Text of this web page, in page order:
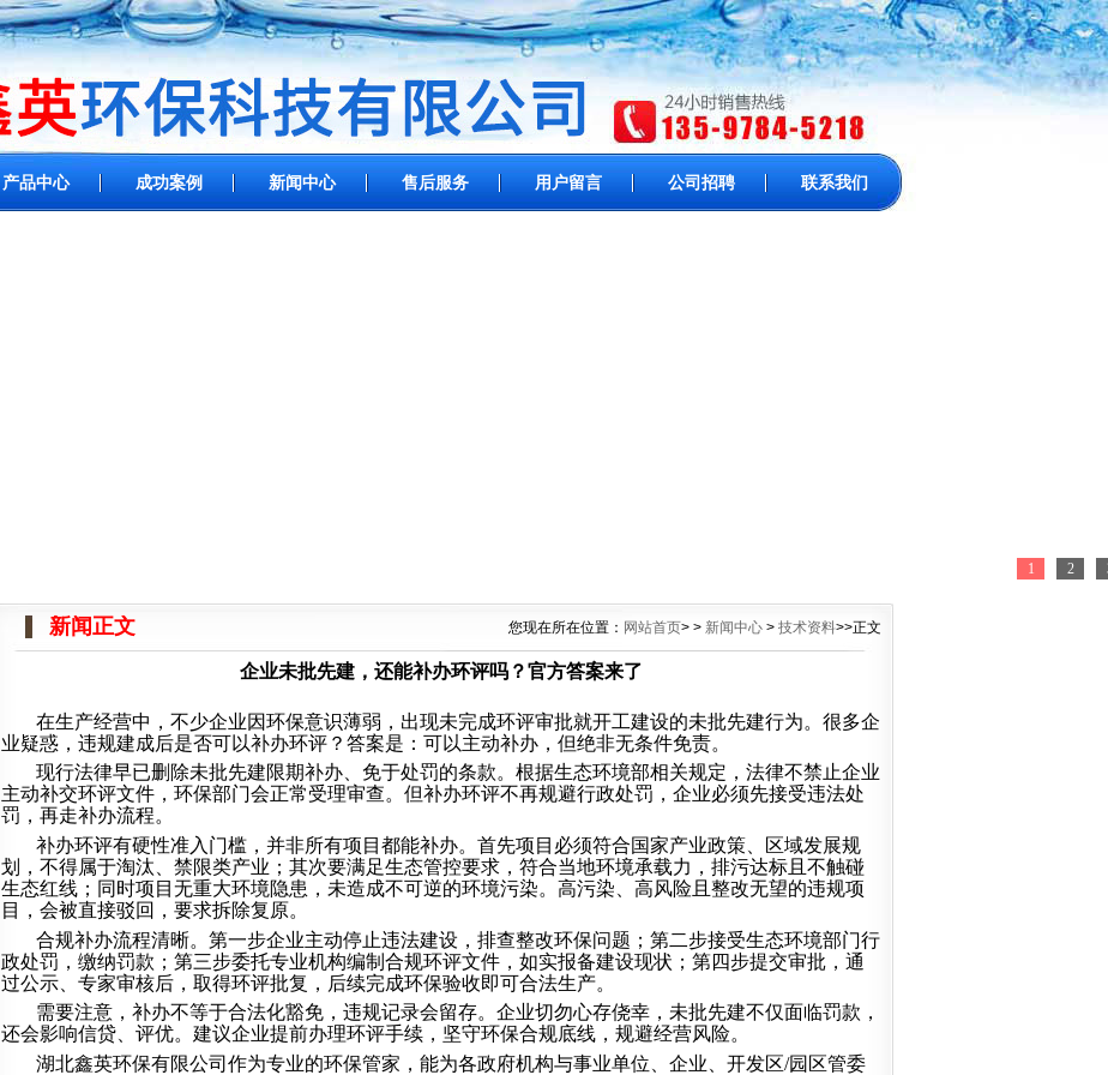
产品中心 成功案例 新闻中心 售后服务 用户留言 公司招聘 联系我们
2
1
新闻正文 您现在所在位置： 网站首页> > 新闻中心 > 技术资料>>正文
企业未批先建，还能补办环评吗？官方答案来了
在生产经营中，不少企业因环保意识薄弱，出现未完成环评审批就开工建设的未批先建行为。很多企
业疑惑，违规建成后是否可以补办环评？答案是：可以主动补办，但绝非无条件免责。
现行法律早已删除未批先建限期补办、免于处罚的条款。根据生态环境部相关规定，法律不禁止企业
主动补交环评文件，环保部门会正常受理审查。但补办环评不再规避行政处罚，企业必须先接受违法处
罚，再走补办流程。
补办环评有硬性准入门槛，并非所有项目都能补办。首先项目必须符合国家产业政策、区域发展规
划，不得属于淘汰、禁限类产业；其次要满足生态管控要求，符合当地环境承载力，排污达标且不触碰
生态红线；同时项目无重大环境隐患，未造成不可逆的环境污染。高污染、高风险且整改无望的违规项
目，会被直接驳回，要求拆除复原。
合规补办流程清晰。第一步企业主动停止违法建设，排查整改环保问题；第二步接受生态环境部门行
政处罚，缴纳罚款；第三步委托专业机构编制合规环评文件，如实报备建设现状；第四步提交审批，通
过公示、专家审核后，取得环评批复，后续完成环保验收即可合法生产。
需要注意，补办不等于合法化豁免，违规记录会留存。企业切勿心存侥幸，未批先建不仅面临罚款，
还会影响信贷、评优。建议企业提前办理环评手续，坚守环保合规底线，规避经营风险。
湖北鑫英环保有限公司作为专业的环保管家，能为各政府机构与事业单位、企业、开发区/园区管委